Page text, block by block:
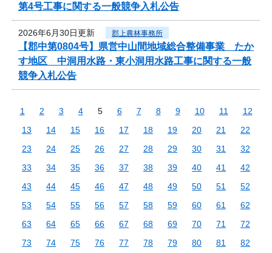
第4号工事に関する一般競争入札公告
2026年6月30日更新 郡上農林事務所
【郡中第0804号】県営中山間地域総合整備事業 たか
す地区 中洞用水路・東小洞用水路工事に関する一般
競争入札公告
1 2 3 4 5 6 7 8 9 10 11
12
13
14 15 16 17 18 19 20 21
22
23
24 25 26 27 28 29 30 31
32
33
34 35 36 37 38 39 40 41
42
43
44 45 46 47 48 49 50 51
52
53
54 55 56 57 58 59 60 61
62
63
64 65 66 67 68 69 70 71
72
73
74 75 76 77 78 79 80 81
82